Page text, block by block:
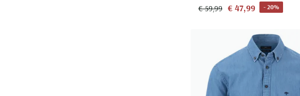
€ 59,99 € 47,99 - 20%